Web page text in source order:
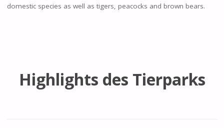
domestic species as well as tigers, peacocks and brown bears.
Highlights des Tierparks